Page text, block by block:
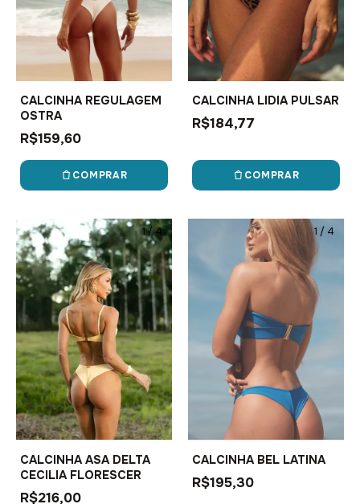
CALCINHA REGULAGEM
OSTRA
R$159,60
COMPRAR
CALCINHA LIDIA PULSAR
R$184,77
COMPRAR
1/4
CALCINHA ASA DELTA
CECILIA FLORESCER
R$216,00
1 / 4
CALCINHA BEL LATINA
R$195,30